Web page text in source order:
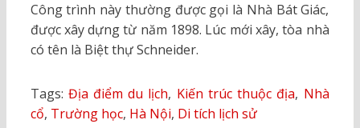
Công trình này thường được gọi là Nhà Bát Giác,
được xây dựng từ năm 1898. Lúc mới xây, tòa nhà
có tên là Biệt thự Schneider.
Tags: Địa điểm du lịch, Kiến trúc thuộc địa, Nhà
cổ, Trường học, Hà Nội, Di tích lịch sử